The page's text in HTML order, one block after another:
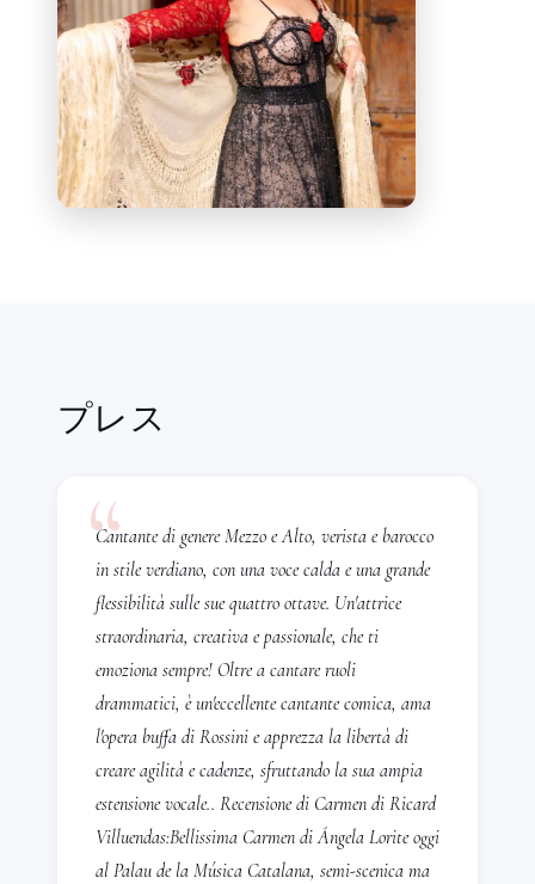
Palau」マスタークラスのディレクターに任命
された。
4オクターブに及ぶ声域、音色、柔軟性という特
別な資質から、以下の幅広いレパートリーを好ん
で歌っている：Carmen、AidaのAmneris、
NabuccoのFenena、Rigolettoの
Mamma Lucia、Madama Butterflyの
Suzuki、Suor AngelicaのZia
Principessa Bouillon、Sansone e Dalila
のDalila、Italiana in AlgeriのIsabella、Il
Barbiere di SivigliaのRossina、Die
FledermausのOrlofsky、Le Fille de
RegimentのLa Marquise。
またzarzuelaとスペイン音楽においても豊富な
経験を持つ。2005年よりスペイン全土の劇場を
巡演しながらレパートリーの中でも最も有名な
zarzuelaの数々を歌い、その中には
Fundación Ópera Cataluñaで上演された
Doña FrancisquitaのLa Beltrana
プレス
“
Cantante di genere Mezzo e Alto, verista e barocco
in stile verdiano, con una voce calda e una grande
flessibilità sulle sue quattro ottave. Un'attrice
straordinaria, creativa e passionale, che ti
emoziona sempre! Oltre a cantare ruoli
drammatici, è un'eccellente cantante comica, ama
l'opera buffa di Rossini e apprezza la libertà di
creare agilità e cadenze, sfruttando la sua ampia
estensione vocale.. Recensione di Carmen di Ricard
Villuendas:Bellissima Carmen di Ángela Lorite oggi
al Palau de la Música Catalana, semi-scenica ma